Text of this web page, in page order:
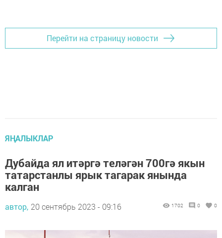
Перейти на страницу новости
ЯҢАЛЫКЛАР
Дубайда ял итәргә теләгән 700гә якын
татарстанлы ярык тагарак янында
калган
автор, 20 сентябрь 2023 - 09:16 1702 0 0